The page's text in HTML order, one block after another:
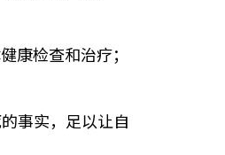
康检查和治疗；
事实，足以让自